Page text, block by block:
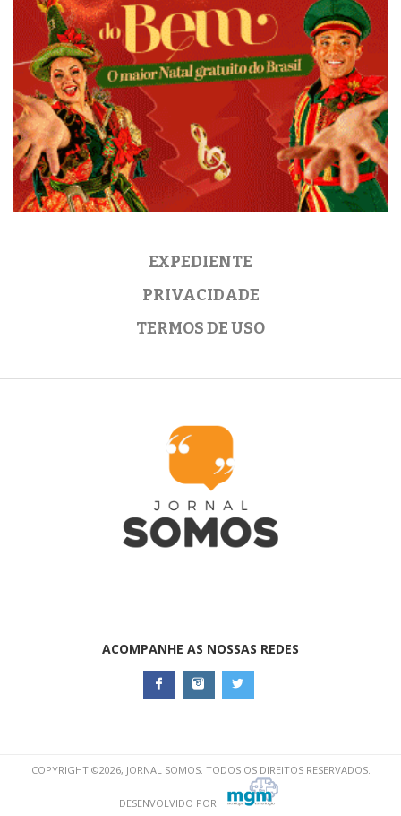
EXPEDIENTE
PRIVACIDADE
TERMOS DE USO
ACOMPANHE AS NOSSAS REDES
COPYRIGHT ©2026, JORNAL SOMOS. TODOS OS DIREITOS RESERVADOS.
DESENVOLVIDO POR